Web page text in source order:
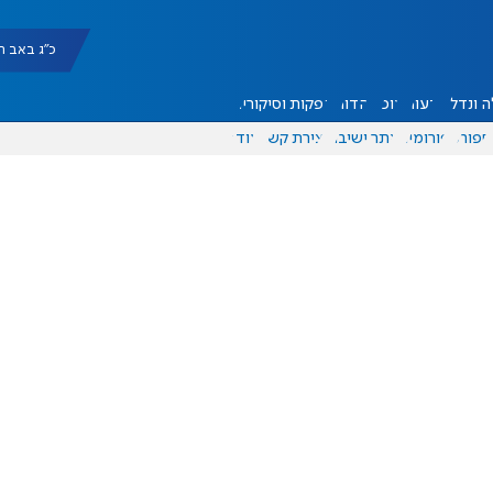
כ"ג באב תשפ"ו
ונדל"ן דעות אוכל יהדות הפקות וסיקורים
ספורט פורומים אתר ישיבה יצירת קשר עוד